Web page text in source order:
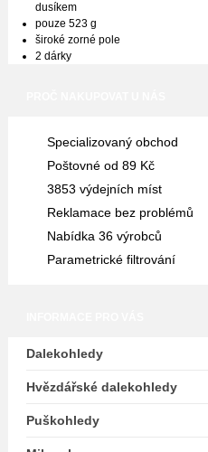
dusíkem
pouze 523 g
široké zorné pole
2 dárky
Specializovaný obchod
Poštovné od 89 Kč
3853 výdejních míst
Reklamace bez problémů
Nabídka 36 výrobců
Parametrické filtrování
Dalekohledy
Hvězdářské dalekohledy
Puškohledy